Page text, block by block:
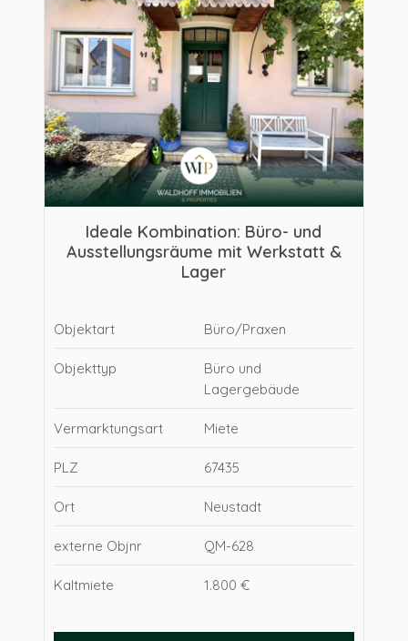
Ideale Kombination: Büro- und
Ausstellungsräume mit Werkstatt &
Lager
Objektart Büro/Praxen
Objekttyp
Büro und
Lagergebäude
Vermarktungsart Miete
PLZ 67435
Ort Neustadt
externe Objnr QM-628
Kaltmiete 1.800 €